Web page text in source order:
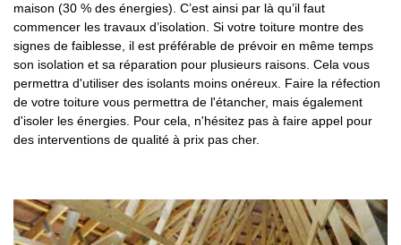
maison (30 % des énergies). C’est ainsi par là qu’il faut
commencer les travaux d’isolation. Si votre toiture montre des
signes de faiblesse, il est préférable de prévoir en même temps
son isolation et sa réparation pour plusieurs raisons. Cela vous
permettra d'utiliser des isolants moins onéreux. Faire la réfection
de votre toiture vous permettra de l'étancher, mais également
d'isoler les énergies. Pour cela, n'hésitez pas à faire appel pour
des interventions de qualité à prix pas cher.